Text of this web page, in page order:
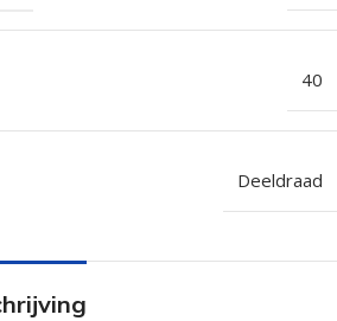
40
Deeldraad